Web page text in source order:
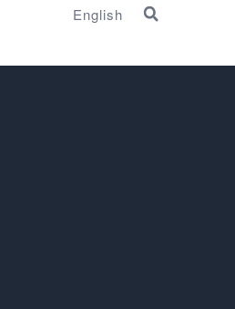
English